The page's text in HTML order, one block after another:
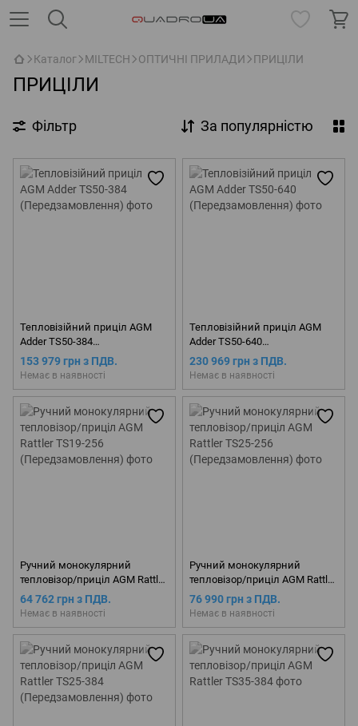
Каталог MILTECH ОПТИЧНІ ПРИЛАДИ ПРИЦІЛИ
ПРИЦІЛИ
Фільтр За популярністю
Тепловізійний приціл AGM
Adder TS50-384
(Передзамовлення)
153 979 грн з ПДВ.
Немає в наявності
Тепловізійний приціл AGM
Adder TS50-640
(Передзамовлення)
230 969 грн з ПДВ.
Немає в наявності
Ручний монокулярний
тепловізор/приціл AGM Rattler
TS19-256 (Передзамовлення)
64 762 грн з ПДВ.
Немає в наявності
Ручний монокулярний
тепловізор/приціл AGM Rattler
TS25-256 (Передзамовлення)
76 990 грн з ПДВ.
Немає в наявності